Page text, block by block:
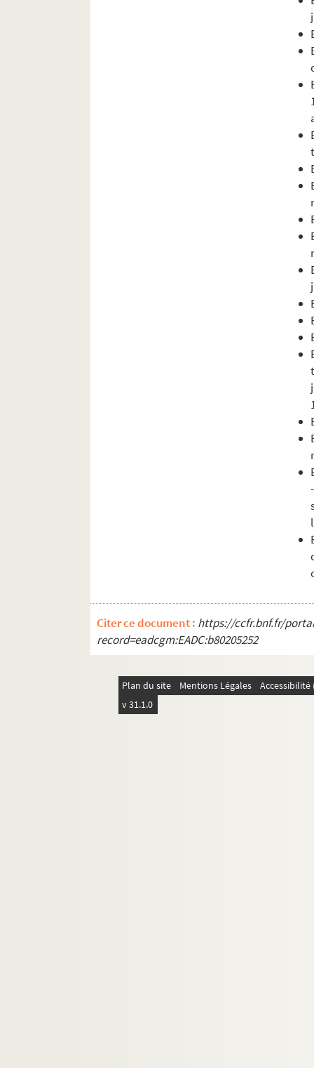
Citer ce document : https://ccfr.bnf.fr/
record=eadcgm:EADC:b80205252
Plan du site Mentions Légales
v 31.1.0